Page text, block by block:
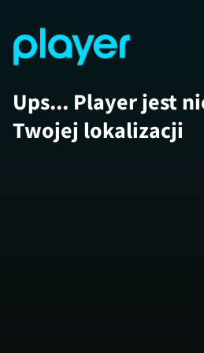
Ups... Player jest
Twojej lokalizacji